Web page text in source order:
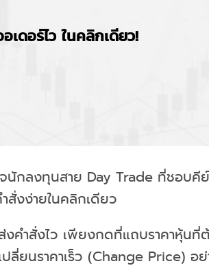
เดอร์ไว ในคลิกเดียว!
จนักลงทุนสาย Day Trade ที่ชอ
สั่งง่ายในคลิกเดียว
งคำสั่งไว เพียงกดที่แถบราคาหุ้น
ปลี่ยนราคาเร็ว (Change Price)